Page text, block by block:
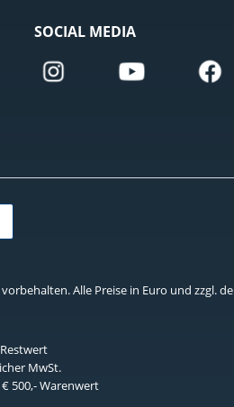
SOCIAL MEDIA
Alle Preise in Euro und zzgl.
MwSt.
500,- Warenwert